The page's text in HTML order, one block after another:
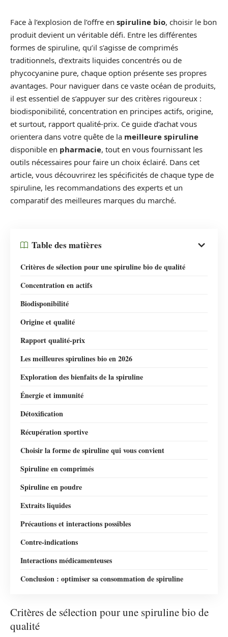
Face à l’explosion de l’offre en spiruline bio, choisir le bon
produit devient un véritable défi. Entre les différentes
formes de spiruline, qu’il s’agisse de comprimés
traditionnels, d’extraits liquides concentrés ou de
phycocyanine pure, chaque option présente ses propres
avantages. Pour naviguer dans ce vaste océan de produits,
il est essentiel de s’appuyer sur des critères rigoureux :
biodisponibilité, concentration en principes actifs, origine,
et surtout, rapport qualité-prix. Ce guide d’achat vous
orientera dans votre quête de la meilleure spiruline
disponible en pharmacie, tout en vous fournissant les
outils nécessaires pour faire un choix éclairé. Dans cet
article, vous découvrirez les spécificités de chaque type de
spiruline, les recommandations des experts et un
comparatif des meilleures marques du marché.
Table des matières
Critères de sélection pour une spiruline bio de qualité
Concentration en actifs
Biodisponibilité
Origine et qualité
Rapport qualité-prix
Les meilleures spirulines bio en 2026
Exploration des bienfaits de la spiruline
Énergie et immunité
Détoxification
Récupération sportive
Choisir la forme de spiruline qui vous convient
Spiruline en comprimés
Spiruline en poudre
Extraits liquides
Précautions et interactions possibles
Contre-indications
Interactions médicamenteuses
Conclusion : optimiser sa consommation de spiruline
Critères de sélection pour une spiruline bio de
qualité